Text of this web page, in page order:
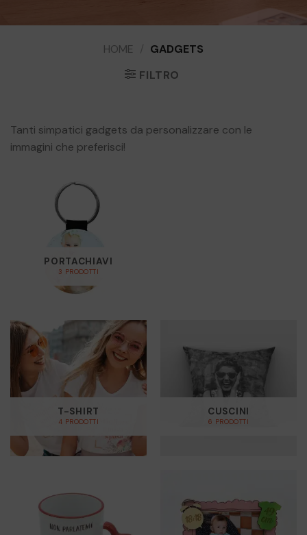
HOME
GADGETS
FILTRO
Tanti simpatici gadgets da personalizzare con le
immagini che preferisci!
PORTACHIAVI
3 PRODOTTI
T-SHIRT
4 PRODOTTI
CUSCINI
6 PRODOTTI